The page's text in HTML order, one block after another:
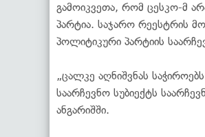
გამოიკვეთა, რომ ცესკო-მ
პარტია. საჯარო რეესტრის
პოლიტიკური პარტიის
„ცალკე აღნიშვნას
საარჩევნო სუბიექტს
ანგარიშში.